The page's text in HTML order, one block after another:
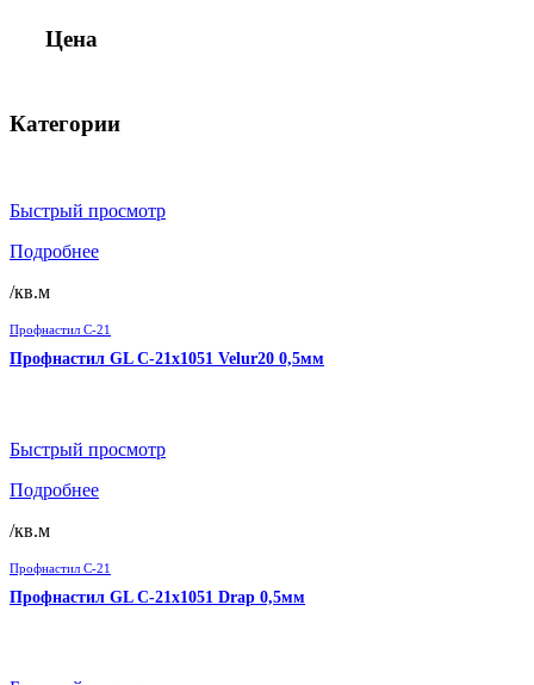
Цена
Категории
Быстрый просмотр
Подробнее
/кв.м
Профнастил C-21
Профнастил GL C-21х1051 Velur20 0,5мм
Быстрый просмотр
Подробнее
/кв.м
Профнастил C-21
Профнастил GL C-21х1051 Drap 0,5мм